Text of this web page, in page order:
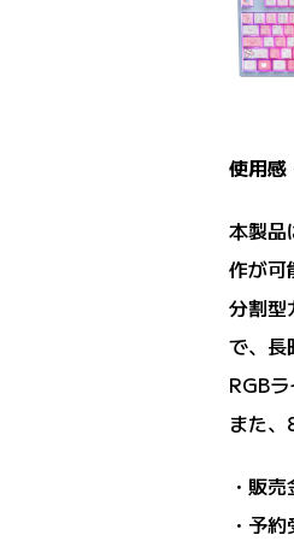
使用感
本製
作が可
分割型
で、長
RGB
また
・販
・予